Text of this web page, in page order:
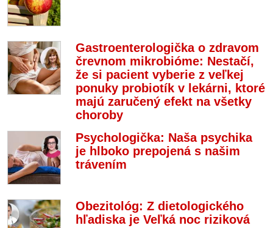
Gastroenterologička o zdravom
črevnom mikrobióme: Nestačí,
že si pacient vyberie z veľkej
ponuky probiotík v lekárni, ktoré
majú zaručený efekt na všetky
choroby
Psychologička: Naša psychika
je hlboko prepojená s našim
trávením
Obezitológ: Z dietologického
hľadiska je Veľká noc riziková